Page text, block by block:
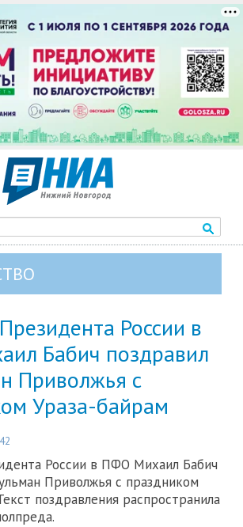
России в
Бабич поздравил
Приволжья с
Ураза-байрам
России в ПФО Михаил Бабич
Приволжья с праздником
поздравления распространила